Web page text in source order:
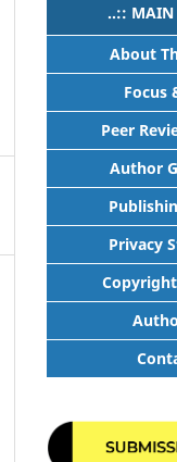
..:: MAIN
About
Focus
Peer
Author
Privacy